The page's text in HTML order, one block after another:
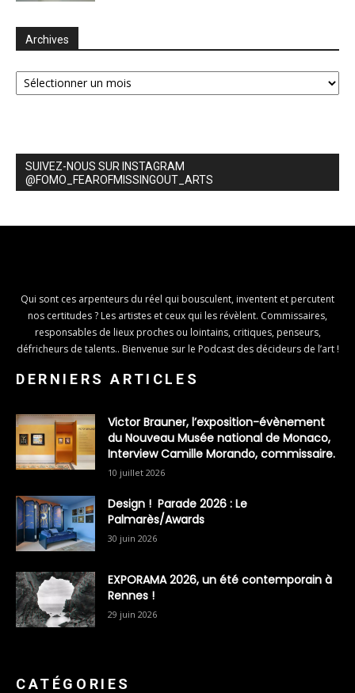
Archives
Archives
SUIVEZ-NOUS SUR INSTAGRAM
@FOMO_FEAROFMISSINGOUT_ARTS
Qui sont ces arpenteurs du réel qui bousculent, inventent et percutent
nos certitudes ? Les artistes et ceux qui les révèlent. Commissaires,
responsables de lieux proches ou lointains, critiques, penseurs,
défricheurs de talents.. Bienvenue sur le Podcast des décideurs de l’art !
DERNIERS ARTICLES
Victor Brauner, l’exposition-évènement
du Nouveau Musée national de Monaco,
Interview Camille Morando, commissaire.
10 juillet 2026
Design ! Parade 2026 : Le
Palmarès/Awards
30 juin 2026
EXPORAMA 2026, un été contemporain à
Rennes !
29 juin 2026
CATÉGORIES